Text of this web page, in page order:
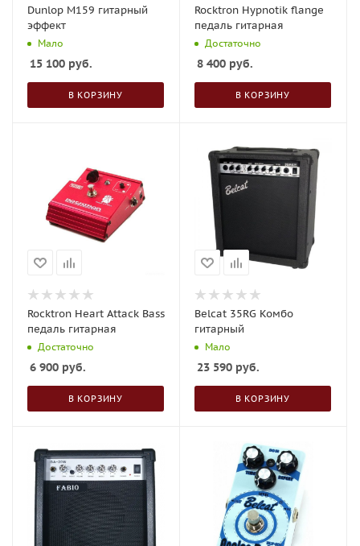
Dunlop M159 гитарный
эффект
Мало
15 100 руб.
В КОРЗИНУ
Rocktron Hypnotik flange
педаль гитарная
Достаточно
8 400 руб.
В КОРЗИНУ
Rocktron Heart Attack Bass
педаль гитарная
Достаточно
6 900 руб.
В КОРЗИНУ
Belcat 35RG Комбо
гитарный
Мало
23 590 руб.
В КОРЗИНУ